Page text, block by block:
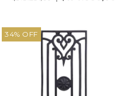
34% OFF